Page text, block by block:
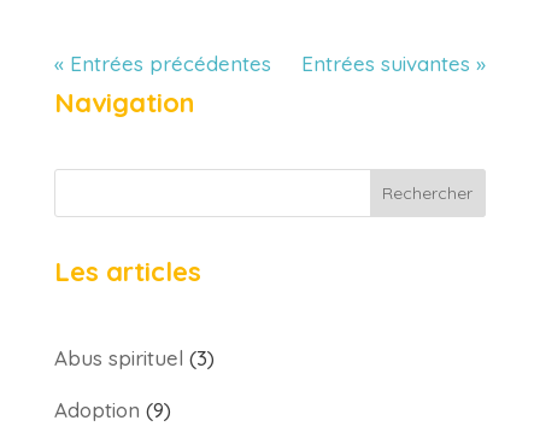
« Entrées précédentes Entrées suivantes »
Navigation
Rechercher
Les articles
Abus spirituel (3)
Adoption (9)